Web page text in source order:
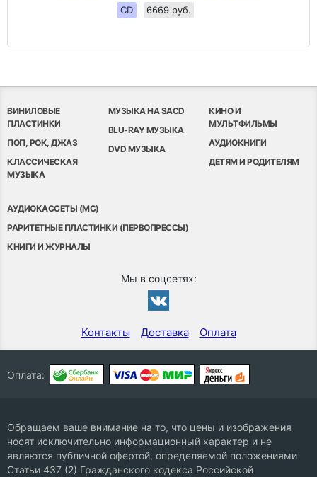
CD 6669 руб.
ВИНИЛОВЫЕ
ПЛАСТИНКИ
ПОП, РОК, ДЖАЗ
КЛАССИЧЕСКАЯ
МУЗЫКА
МУЗЫКА НА SACD
BLU-RAY МУЗЫКА
DVD МУЗЫКА
КИНО И
МУЛЬТФИЛЬМЫ
АУДИОКНИГИ
ДЕТЯМ И РОДИТЕЛЯМ
АУДИОКАССЕТЫ (MC)
РАРИТЕТНЫЕ ПЛАСТИНКИ (ПЕРВОПРЕССЫ)
КНИГИ И ЖУРНАЛЫ
Мы в соцсетях:
Контакты Доставка Оплата
Оплата:
Обращаем ваше внимание на то, что цены и изображения
носят исключительно информационный характер и не
являются публичной офертой, определяемой положениями
Статьи 437 (2) Гражданского кодекса Российской